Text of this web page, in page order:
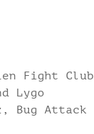
Fight Club
Lygo
Bug Attack